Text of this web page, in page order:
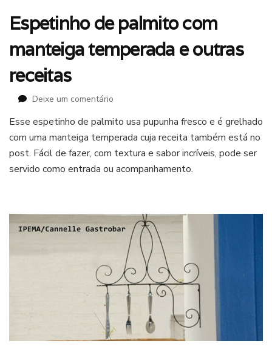
Espetinho de palmito com
manteiga temperada e outras
receitas
Deixe um comentário
de
palmito
com
temperada
receitas
Esse espetinho de palmito usa pupunha fresco e é grelhado
com uma manteiga temperada cuja receita também está no
post. Fácil de fazer, com textura e sabor incríveis, pode ser
servido como entrada ou acompanhamento.